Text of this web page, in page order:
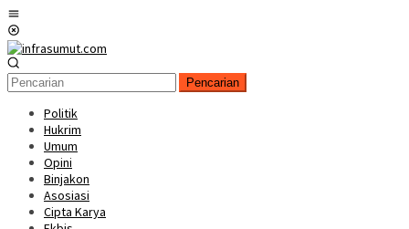
Loncat
ke
konten
Pencarian
Politik
Hukrim
Umum
Opini
Binjakon
Asosiasi
Cipta Karya